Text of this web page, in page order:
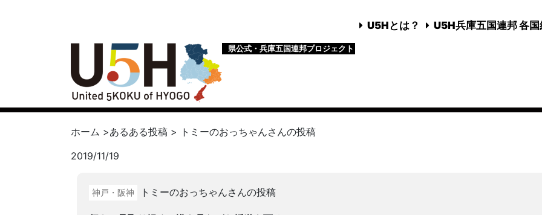
U5Hとは？ U5H兵庫五国連邦 各国
県公式・兵庫五国連邦プロジェクト
ホーム >あるある投稿 > トミーのおっちゃんさんの投稿
2019/11/19
神戸・阪神 トミーのおっちゃんさんの投稿